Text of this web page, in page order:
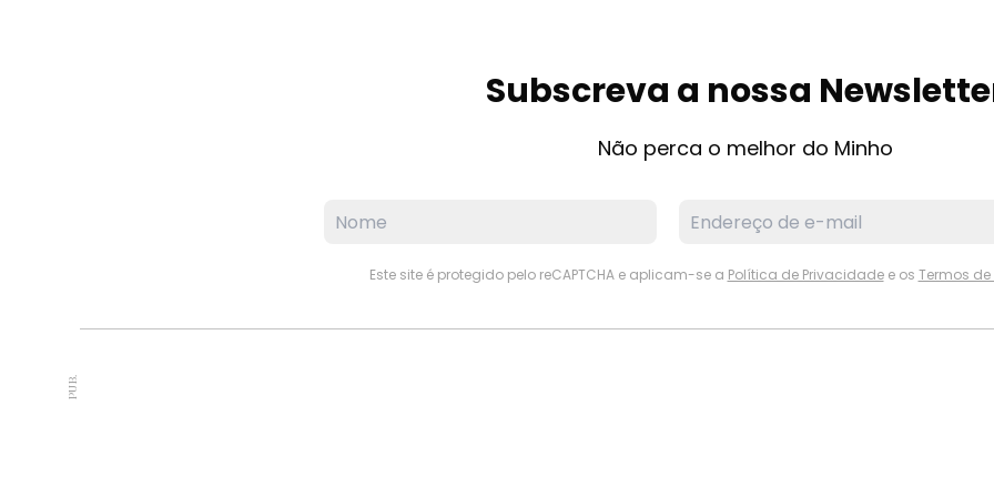
Subscreva a nossa
Não perca o melhor do Minho
Este site é protegido pelo reCAPTCHA e aplicam-se a Política de Privacidadee os Termos de
PUB.